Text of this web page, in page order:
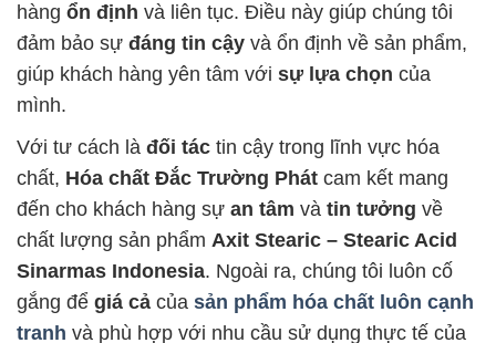
hàng ổn định và liên tục. Điều này giúp chúng tôi
đảm bảo sự đáng tin cậy và ổn định về sản phẩm,
giúp khách hàng yên tâm với sự lựa chọn của
mình.
Với tư cách là đối tác tin cậy trong lĩnh vực hóa
chất, Hóa chất Đắc Trường Phát cam kết mang
đến cho khách hàng sự an tâm và tin tưởng về
chất lượng sản phẩm Axit Stearic – Stearic Acid
Sinarmas Indonesia. Ngoài ra, chúng tôi luôn cố
gắng để giá cả của sản phẩm hóa chất luôn cạnh
tranh và phù hợp với nhu cầu sử dụng thực tế của